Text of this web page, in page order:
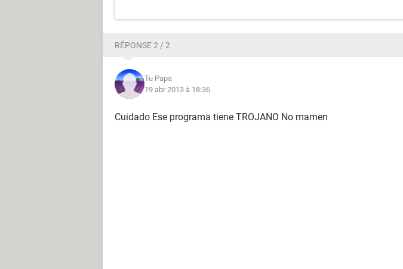
RÉPONSE 2 / 2
Tu Papa
19 abr 2013 à 18:36
Cuidado Ese programa tiene TROJANO No mamen